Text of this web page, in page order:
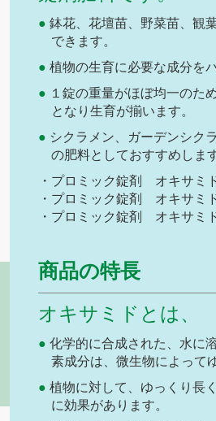
鉢花、花壇苗、野菜苗、観
できます。
植物の生育に必要な成分を
１錠の重量がほぼ均一のた
となり生育が揃います。
シクラメン、ガーデンシク
の肥料としておすすめします
・プロミック錠剤 オキサ
・プロミック錠剤 オキサ
・プロミック錠剤 オキサ
商品の特長
オキサミドとは、
化学的に合成された、水に
素成分は、微生物によって
植物に対して、ゆっくり長
に効果があります。